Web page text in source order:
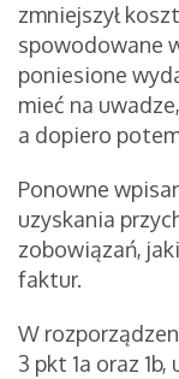
zmniejszył
spowodowane
poniesione
mieć na
a dopiero
Ponowne
uzyskania
zobowiązań,
faktur.
W
3 pkt 1a oraz